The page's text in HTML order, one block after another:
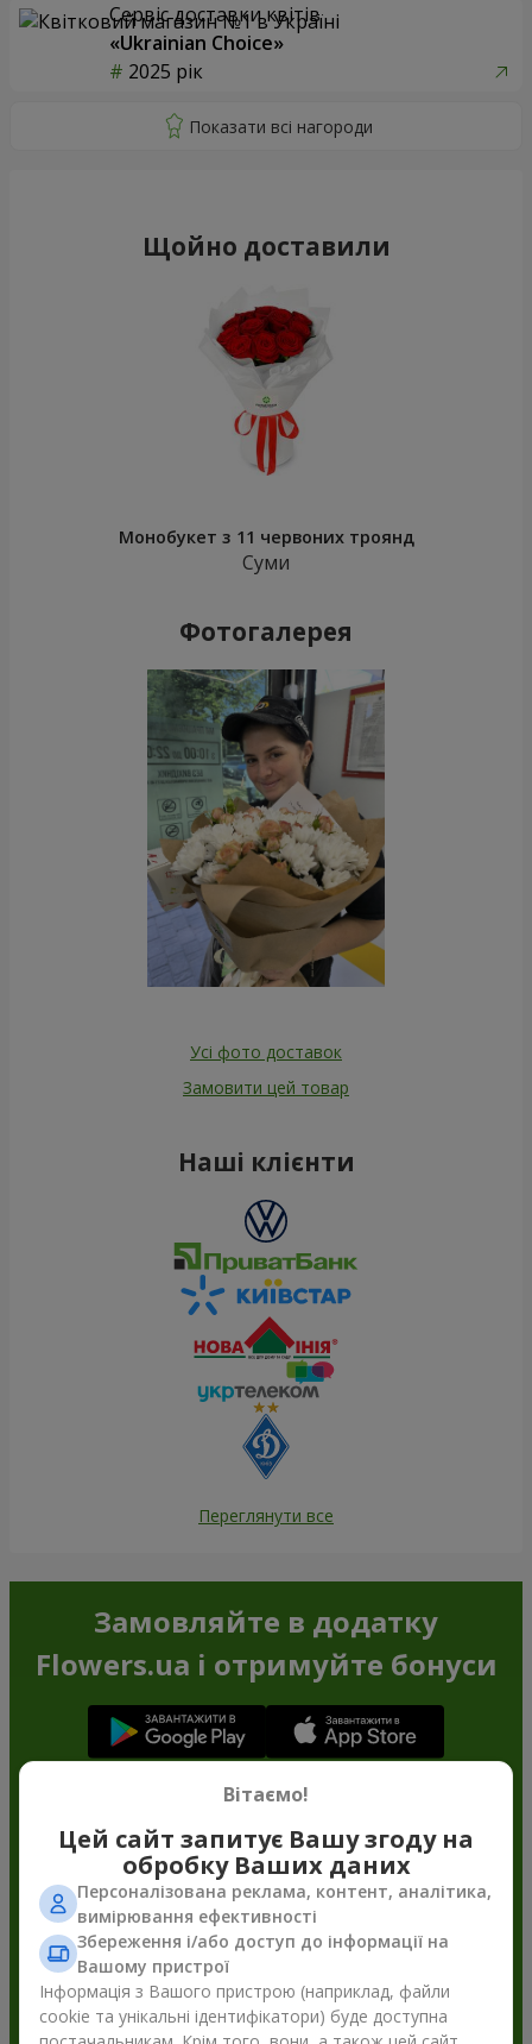
Сервіс доставки квітів
«Ukrainian Choice»
2025 рік
Щойно доставили
Монобукет з 11 червоних троянд
Суми
Фотогалерея
Усі фото доставок
Замовити цей товар
Наші клієнти
Переглянути все
Замовляйте в додатку
Flowers.ua і отримуйте бонуси
Вітаємо!
Цей сайт запитує Вашу згоду на
обробку Ваших даних
Персоналізована реклама, контент, аналітика,
вимірювання ефективності
Збереження і/або доступ до інформації на
Вашому пристрої
Інформація з Вашого пристрою (наприклад, файли
cookie та унікальні ідентифікатори) буде доступна